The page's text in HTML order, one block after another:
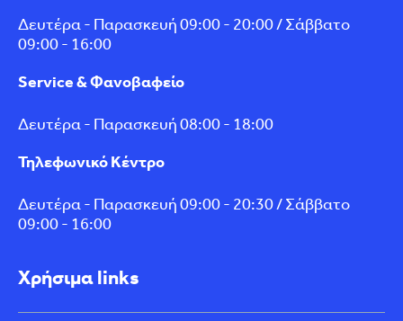
Δευτέρα - Παρασκευή 09:00 - 20:00 / Σάββατο
09:00 - 16:00
Service & Φανοβαφείο
Δευτέρα - Παρασκευή 08:00 - 18:00
Τηλεφωνικό Κέντρο
Δευτέρα - Παρασκευή 09:00 - 20:30 / Σάββατο
09:00 - 16:00
Χρήσιμα links